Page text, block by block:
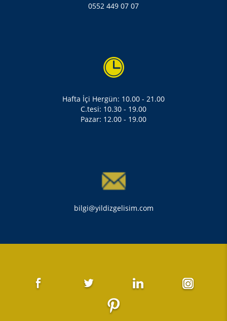
0552 449 07 07
Hafta İçi Hergün: 10.00 - 21.00
C.tesi: 10.30 - 19.00
Pazar: 12.00 - 19.00
bilgi@yildizgelisim.com